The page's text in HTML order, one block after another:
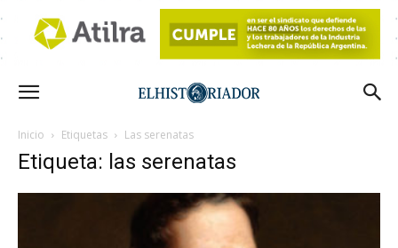
Inicio Etiquetas Las serenatas
Etiqueta: las serenatas